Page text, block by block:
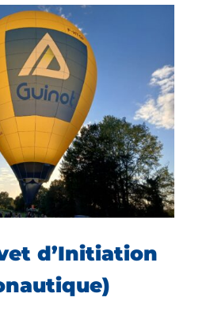
d’Initiation